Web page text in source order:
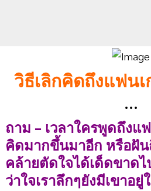
วิธีเลิกคิดถึงแฟน
...
ถาม – เวลาใครพูดถึงแ
คิดมากขึ้นมาอีก หรือฝัน
คล้ายตัดใจได้เด็ดขาด
ว่าใจเราลึกๆยังมีเขาอ